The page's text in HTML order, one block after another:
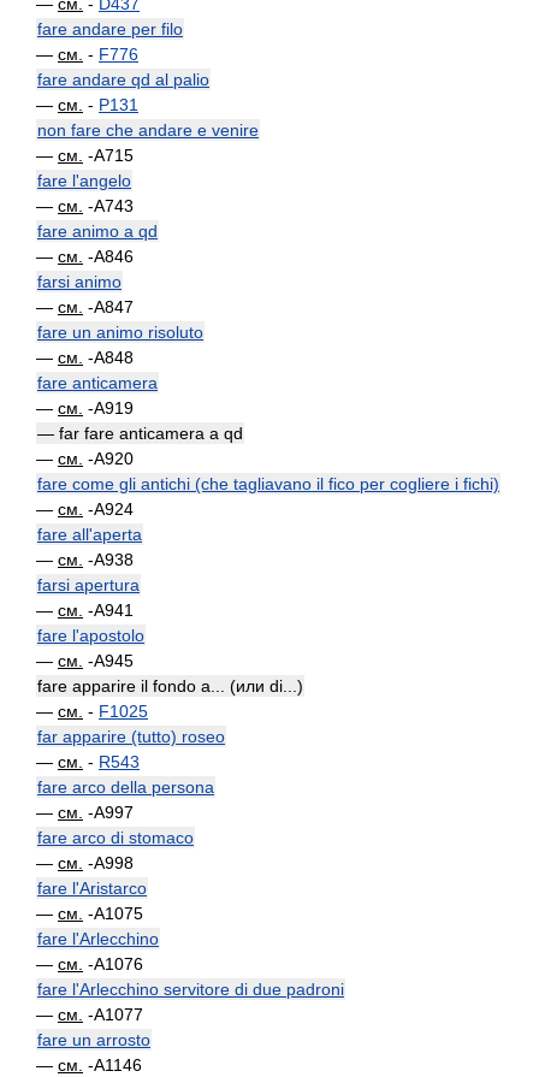
fare andare per filo
— см. - F776
fare andare qd al palio
— см. - P131
non fare che andare e venire
— см. -A715
fare l'angelo
— см. -A743
fare animo a qd
— см. -A846
farsi animo
— см. -A847
fare un animo risoluto
— см. -A848
fare anticamera
— см. -A919
— far fare anticamera a qd
— см. -A920
fare come gli antichi (che tagliavano il fico per cogliere i fichi)
— см. -A924
fare all'aperta
— см. -A938
farsi apertura
— см. -A941
fare l'apostolo
— см. -A945
fare apparire il fondo a... (или di...)
— см. - F1025
far apparire (tutto) roseo
— см. - R543
fare arco della persona
— см. -A997
fare arco di stomaco
— см. -A998
fare l'Aristarco
— см. -A1075
fare l'Arlecchino
— см. -A1076
fare l'Arlecchino servitore di due padroni
— см. -A1077
fare un arrosto
— см. -A1146